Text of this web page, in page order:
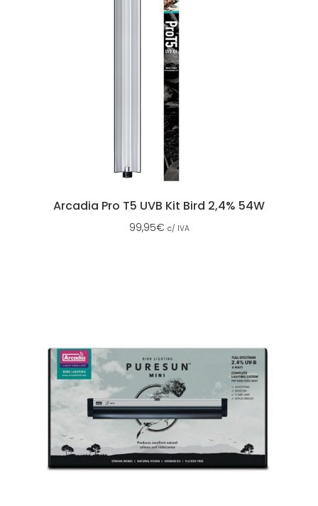
Arcadia Pro T5 UVB Kit Bird 2,4% 54W
99,95€ c/ IVA